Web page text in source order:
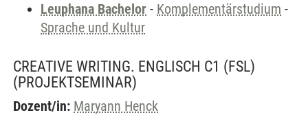
Leuphana Bachelor - Komplementärstudium -
Sprache und Kultur
CREATIVE WRITING. ENGLISCH C1 (FSL)
(PROJEKTSEMINAR)
Dozent/in: Maryann Henck